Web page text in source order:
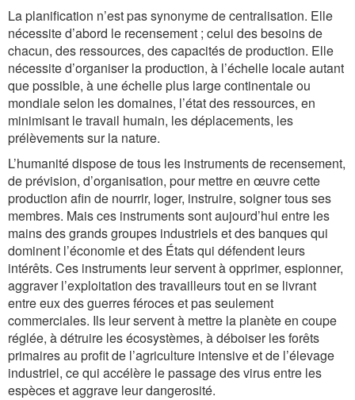
La planification n’est pas synonyme de centralisation. Elle
nécessite d’abord le recensement ; celui des besoins de
chacun, des ressources, des capacités de production. Elle
nécessite d’organiser la production, à l’échelle locale autant
que possible, à une échelle plus large continentale ou
mondiale selon les domaines, l’état des ressources, en
minimisant le travail humain, les déplacements, les
prélèvements sur la nature.
L’humanité dispose de tous les instruments de recensement,
de prévision, d’organisation, pour mettre en œuvre cette
production afin de nourrir, loger, instruire, soigner tous ses
membres. Mais ces instruments sont aujourd’hui entre les
mains des grands groupes industriels et des banques qui
dominent l’économie et des États qui défendent leurs
intérêts. Ces instruments leur servent à opprimer, espionner,
aggraver l’exploitation des travailleurs tout en se livrant
entre eux des guerres féroces et pas seulement
commerciales. Ils leur servent à mettre la planète en coupe
réglée, à détruire les écosystèmes, à déboiser les forêts
primaires au profit de l’agriculture intensive et de l’élevage
industriel, ce qui accélère le passage des virus entre les
espèces et aggrave leur dangerosité.